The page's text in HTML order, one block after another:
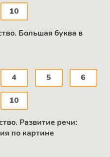
10
Большая буква в
4 5 6
10
Развитие речи:
по картине